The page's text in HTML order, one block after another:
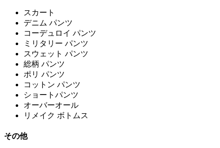
スカート
デニム パンツ
コーデュロイ パンツ
ミリタリー パンツ
スウェット パンツ
総柄 パンツ
ポリ パンツ
コットン パンツ
ショートパンツ
オーバーオール
リメイク ボトムス
その他